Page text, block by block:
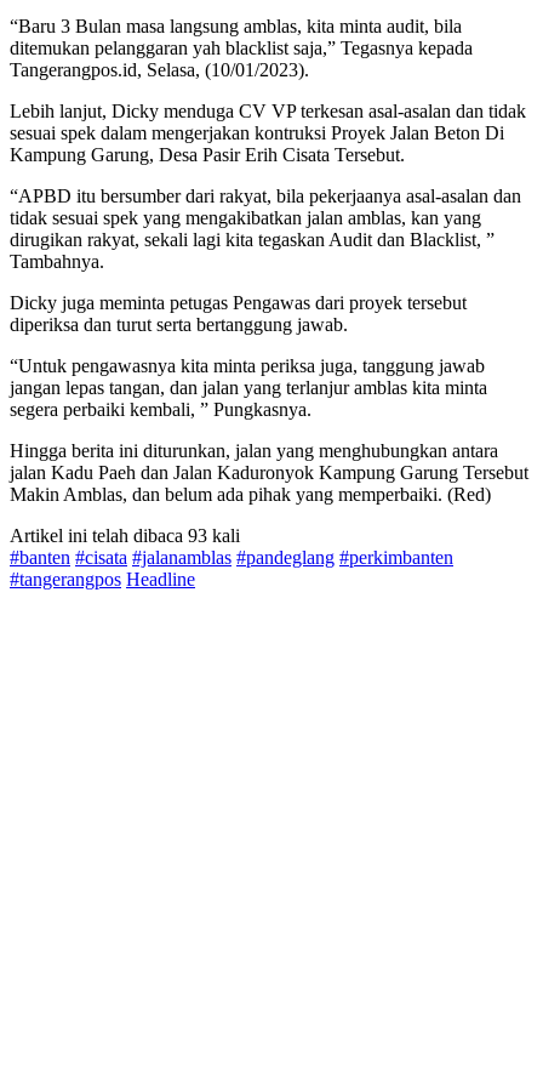
“Baru 3 Bulan masa langsung amblas, kita minta audit, bila
ditemukan pelanggaran yah blacklist saja,” Tegasnya kepada
Tangerangpos.id, Selasa, (10/01/2023).
Lebih lanjut, Dicky menduga CV VP terkesan asal-asalan dan tidak
sesuai spek dalam mengerjakan kontruksi Proyek Jalan Beton Di
Kampung Garung, Desa Pasir Erih Cisata Tersebut.
“APBD itu bersumber dari rakyat, bila pekerjaanya asal-asalan dan
tidak sesuai spek yang mengakibatkan jalan amblas, kan yang
dirugikan rakyat, sekali lagi kita tegaskan Audit dan Blacklist, ”
Tambahnya.
Dicky juga meminta petugas Pengawas dari proyek tersebut
diperiksa dan turut serta bertanggung jawab.
“Untuk pengawasnya kita minta periksa juga, tanggung jawab
jangan lepas tangan, dan jalan yang terlanjur amblas kita minta
segera perbaiki kembali, ” Pungkasnya.
Hingga berita ini diturunkan, jalan yang menghubungkan antara
jalan Kadu Paeh dan Jalan Kaduronyok Kampung Garung Tersebut
Makin Amblas, dan belum ada pihak yang memperbaiki. (Red)
Artikel ini telah dibaca 93 kali
#banten #cisata #jalanamblas #pandeglang #perkimbanten
#tangerangpos Headline